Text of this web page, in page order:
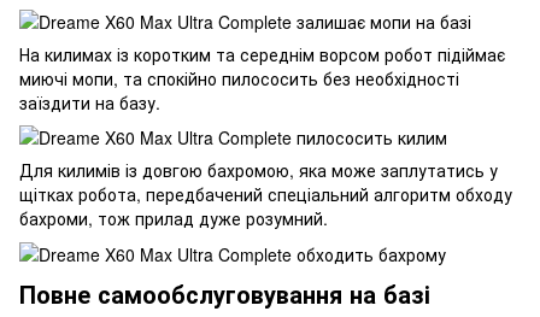
На килимах із коротким та середнім ворсом робот підіймає
миючі мопи, та спокійно пилососить без необхідності
заїздити на базу.
Для килимів із довгою бахромою, яка може заплутатись у
щітках робота, передбачений спеціальний алгоритм обходу
бахроми, тож прилад дуже розумний.
Повне самообслуговування на базі